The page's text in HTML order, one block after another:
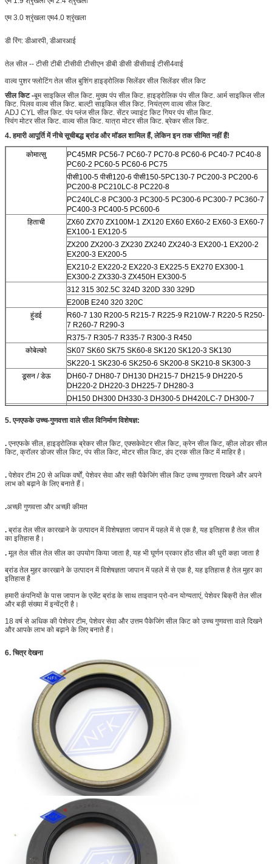
एम 3.0 श्रृंखला एम4.0 श्रृंखला
डी रिंग: डीआरपी, डीआरआई
तेल सील -- टीसी टीबी टीसीवी टीसीएन डीबी डीसी डीसीवाई टीसी4वाई
वाल्व पुशर फ्लोटिंग तेल सील बुशिंग हाइड्रोलिक सिलेंडर सील सिलेंडर सील किट
सील किट -बूम साइकिल सील किट. मुख्य पंप सील किट. हाइड्रोलिक पंप सील किट. आर्म साइकिल सील
किट. पिलव वाल्व सील किट. बाल्टी साइकिल सील किट. नियंत्रण वाल्व सील किट.
ADJ CYL सील किट. पंप प्लंज सील किट. सेंटर ज्वाइंट किट गियर पंप सील किट.
स्विंग मोटर सील किट. वाल्व सील किट. यात्रा मोटर सील किट. ब्रेकर सील किट.
4. हमारी आपूर्ति में नीचे सूचीबद्ध ब्रांड और मॉडल शामिल हैं, लेकिन इन तक सीमित नहीं हैं!
कोमात्सु
PC45MR PC56-7 PC60-7 PC70-8 PC60-6 PC40-7 PC40-8
PC60-2 PC60-5 PC60-6 PC75
पीसी100-5 पीसी120-6 पीसी150-5PC130-7 PC200-3 PC200-6
PC200-8 PC210LC-8 PC220-8
PC240LC-8 PC300-3 PC300-5 PC300-6 PC300-7 PC360-7
PC400-3 PC400-5 PC600-6
हिताची
ZX60 ZX70 ZX100M-1 ZX120 EX60 EX60-2 EX60-3 EX60-7
EX100-1 EX120-5
ZX200 ZX200-3 ZX230 ZX240 ZX240-3 EX200-1 EX200-2
EX200-3 EX200-5
EX210-2 EX220-2 EX220-3 EX225-5 EX270 EX300-1
EX300-2 ZX330-3 ZX450H EX300-5
312 315 302.5C 324D 320D 330 329D
E200B E240 320 320C
हुंडई
R60-7 130 R200-5 R215-7 R225-9 R210W-7 R220-5 R250-
7 R260-7 R290-3
R375-7 R305-7 R335-7 R300-3 R450
कोबेल्को
SK07 SK60 SK75 SK60-8 SK120 SK120-3 SK130
SK220-1 SK230-6 SK250-6 SK200-8 SK210-8 SK300-3
डूसन / डेऊ
DH60-7 DH80-7 DH130 DH215-7 DH215-9 DH220-5
DH220-2 DH220-3 DH225-7 DH280-3
DH150 DH300 DH330-3 DH300-5 DH420LC-7 DH300-7
210 240
S265F2
काटो
HD550 HD450 HD800-7 HD400SEM HD700-2 HD700-5
HD700-7 HD800SD-5 HD900-7
HD250 HD400
XG820
5. एनएफके उच्च-गुणवत्ता वाले सील विनिर्माण विशेषज्ञ:
. एनएफके सील, हाइड्रोलिक ब्रेकर सील किट, एक्सकेवेटर सील किट, क्रेन सील किट, व्हील लोडर सील
किट, क्रॉलर डोजर सील किट, पंप सील किट, मोटर सील किट, डंप ट्रक सील किट में माहिर है।
. पेशेवर टीम 20 से अधिक वर्षों, पेशेवर सेवा और सही पैकेजिंग सील किट उच्च गुणवत्ता दिखने और अपने
लाभ को बढ़ाने के लिए बनाते हैं।
.अच्छी गुणवत्ता और अच्छी कीमत
. ब्रांड तेल सील कारखाने के उत्पादन में विशेषज्ञता जापान में पहले में से एक है, यह इतिहास है तेल सील
का इतिहास है।
. मूल तेल सील तेल सील का उपयोग किया जाता है, यह भी घूर्णन प्रकार होंठ सील की धुरी कहा जाता है
ब्रांड तेल मुहर कारखाने के उत्पादन में विशेषज्ञता जापान में पहले में से एक है, यह इतिहास है तेल मुहर का
इतिहास है
हमारी कंपनियों के पास जापान के एजेंट ब्रांड के साथ ताइवान प्रो-वन योग्यताएं, पेशेवर बिक्री तेल सील
और बड़ी संख्या में इन्वेंट्री है।
18 वर्ष से अधिक की पेशेवर टीम, पेशेवर सेवा और उत्तम पैकेजिंग सील किट को उच्च गुणवत्ता वाले दिखने
और आपके लाभ को बढ़ाने के लिए बनाते हैं।
6. चित्र देखना